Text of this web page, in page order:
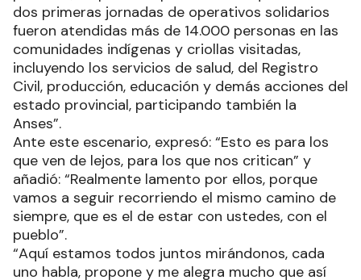
dos primeras jornadas de operativos solidarios
fueron atendidas más de 14.000 personas en las
comunidades indígenas y criollas visitadas,
incluyendo los servicios de salud, del Registro
Civil, producción, educación y demás acciones del
estado provincial, participando también la
Anses”.
Ante este escenario, expresó: “Esto es para los
que ven de lejos, para los que nos critican” y
añadió: “Realmente lamento por ellos, porque
vamos a seguir recorriendo el mismo camino de
siempre, que es el de estar con ustedes, con el
pueblo”.
“Aquí estamos todos juntos mirándonos, cada
uno habla, propone y me alegra mucho que así